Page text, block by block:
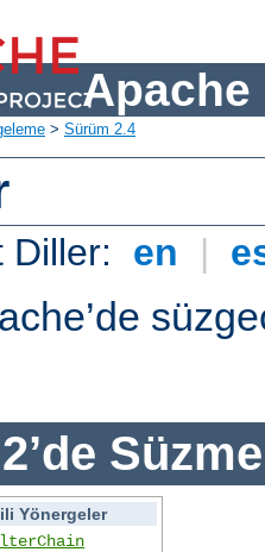
Apache
> Sürüm 2.4
Diller: en |
Yönergeler